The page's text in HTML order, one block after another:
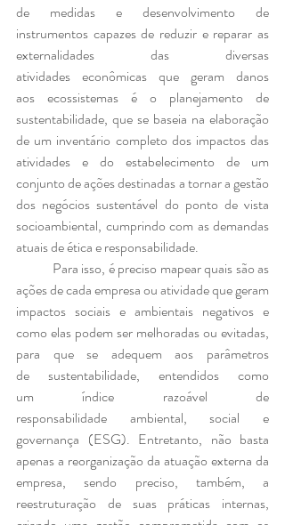
de medidas e desenvolvimento de
instrumentos capazes de reduzir e reparar as
externalidades das diversas
atividades econômicas que geram danos
aos ecossistemas é o planejamento de
sustentabilidade, que se baseia na elaboração
de um inventário completo dos impactos das
atividades e do estabelecimento de um
conjunto de ações destinadas a tornar a gestão
dos negócios sustentável do ponto de vista
socioambiental, cumprindo com as demandas
atuais de ética e responsabilidade.
ações de cada empresa ou atividade que geram
impactos sociais e ambientais negativos e
como elas podem ser melhoradas ou evitadas,
para que se adequem aos parâmetros
de sustentabilidade, entendidos como
um índice razoável de
responsabilidade ambiental, social e
governança (ESG). Entretanto, não basta
apenas a reorganização da atuação externa da
empresa, sendo preciso, também, a
reestruturação de suas práticas internas,